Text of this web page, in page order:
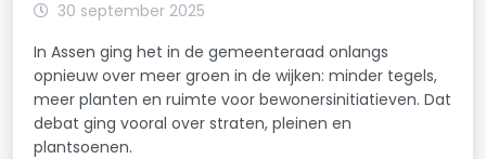
30 september 2025
In Assen ging het in de gemeenteraad onlangs
opnieuw over meer groen in de wijken: minder tegels,
meer planten en ruimte voor bewonersinitiatieven. Dat
debat ging vooral over straten, pleinen en
plantsoenen.